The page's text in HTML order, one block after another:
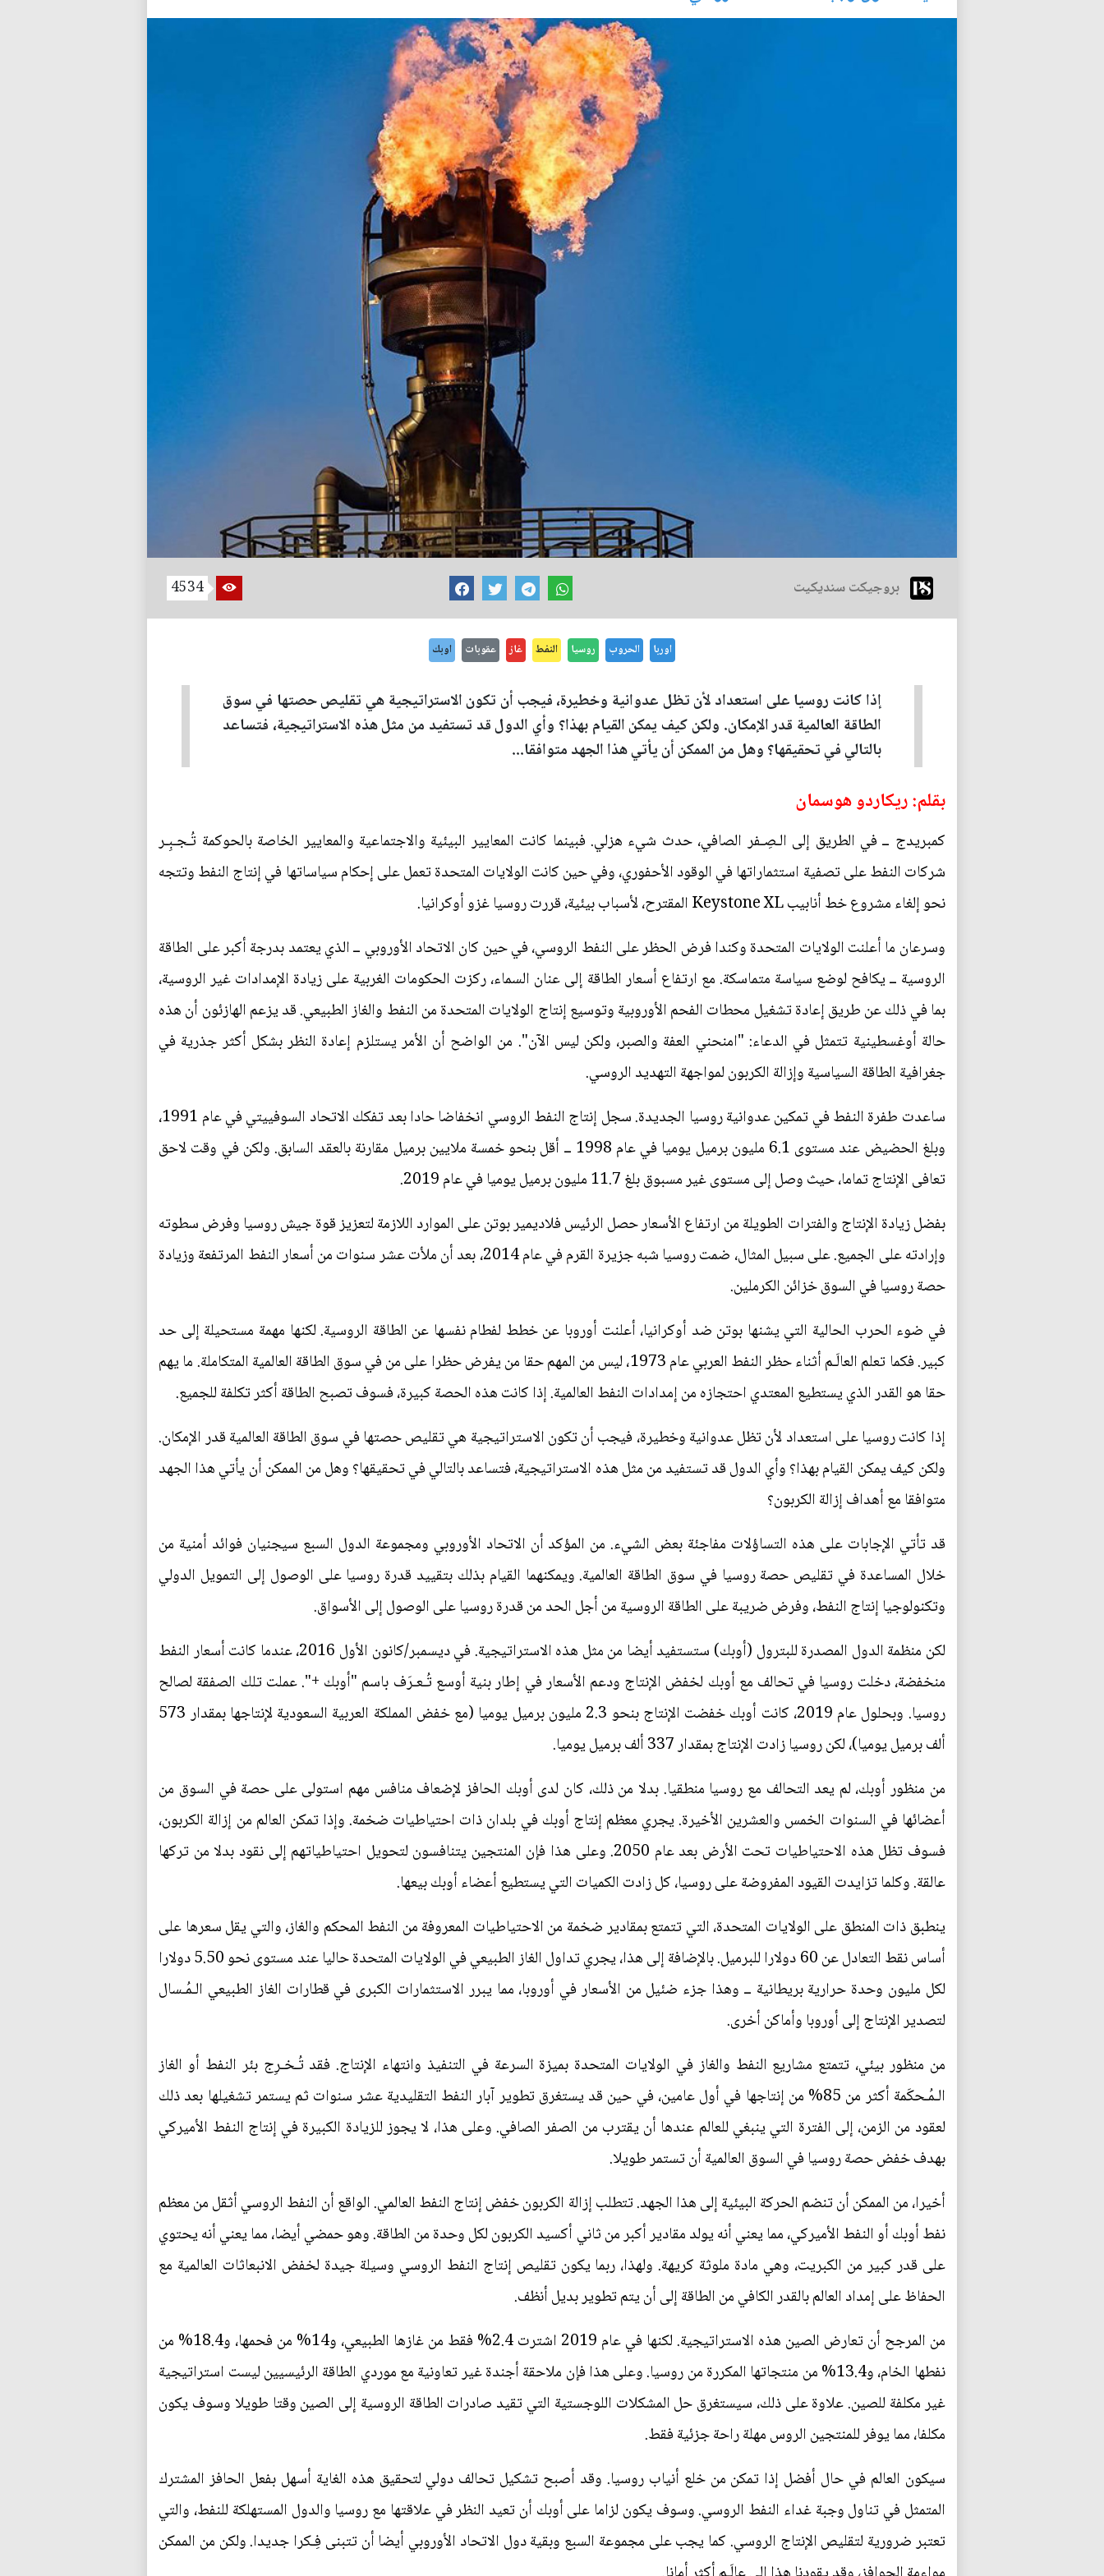
بروجيكت سنديكيت 4534
اوربا الحروب روسيا النفط غاز عقوبات اوبك
إذا كانت روسيا على استعداد لأن تظل عدوانية وخطيرة، فيجب أن تكون الاستراتيجية هي تقليص حصتها في سوق
الطاقة العالمية قدر الإمكان. ولكن كيف يمكن القيام بهذا؟ وأي الدول قد تستفيد من مثل هذه الاستراتيجية، فتساعد
بالتالي في تحقيقها؟ وهل من الممكن أن يأتي هذا الجهد متوافقا...
بقلم: ريكاردو هوسمان
كمبريدج ــ في الطريق إلى الـصِـفر الصافي، حدث شيء هزلي. فبينما كانت المعايير البيئية والاجتماعية والمعايير الخاصة بالحوكمة تُـجـبِـر
شركات النفط على تصفية استثماراتها في الوقود الأحفوري، وفي حين كانت الولايات المتحدة تعمل على إحكام سياساتها في إنتاج النفط وتتجه
نحو إلغاء مشروع خط أنابيب Keystone XL المقترح، لأسباب بيئية، قررت روسيا غزو أوكرانيا.
وسرعان ما أعلنت الولايات المتحدة وكندا فرض الحظر على النفط الروسي، في حين كان الاتحاد الأوروبي ــ الذي يعتمد بدرجة أكبر على الطاقة
الروسية ــ يكافح لوضع سياسة متماسكة. مع ارتفاع أسعار الطاقة إلى عنان السماء، ركزت الحكومات الغربية على زيادة الإمدادات غير الروسية،
بما في ذلك عن طريق إعادة تشغيل محطات الفحم الأوروبية وتوسيع إنتاج الولايات المتحدة من النفط والغاز الطبيعي. قد يزعم الهازئون أن هذه
حالة أوغسطينية تتمثل في الدعاء: "امنحني العفة والصبر، ولكن ليس الآن". من الواضح أن الأمر يستلزم إعادة النظر بشكل أكثر جذرية في
جغرافية الطاقة السياسية وإزالة الكربون لمواجهة التهديد الروسي.
ساعدت طفرة النفط في تمكين عدوانية روسيا الجديدة. سجل إنتاج النفط الروسي انخفاضا حادا بعد تفكك الاتحاد السوفييتي في عام 1991،
وبلغ الحضيض عند مستوى 6.1 مليون برميل يوميا في عام 1998 ــ أقل بنحو خمسة ملايين برميل مقارنة بالعقد السابق. ولكن في وقت لاحق
تعافى الإنتاج تماما، حيث وصل إلى مستوى غير مسبوق بلغ 11.7 مليون برميل يوميا في عام 2019.
بفضل زيادة الإنتاج والفترات الطويلة من ارتفاع الأسعار حصل الرئيس فلاديمير بوتن على الموارد اللازمة لتعزيز قوة جيش روسيا وفرض سطوته
وإرادته على الجميع. على سبيل المثال، ضمت روسيا شبه جزيرة القرم في عام 2014، بعد أن ملأت عشر سنوات من أسعار النفط المرتفعة وزيادة
حصة روسيا في السوق خزائن الكرملين.
في ضوء الحرب الحالية التي يشنها بوتن ضد أوكرانيا، أعلنت أوروبا عن خطط لفطام نفسها عن الطاقة الروسية. لكنها مهمة مستحيلة إلى حد
كبير. فكما تعلم العالَـم أثناء حظر النفط العربي عام 1973، ليس من المهم حقا من يفرض حظرا على من في سوق الطاقة العالمية المتكاملة. ما يهم
حقا هو القدر الذي يستطيع المعتدي احتجازه من إمدادات النفط العالمية. إذا كانت هذه الحصة كبيرة، فسوف تصبح الطاقة أكثر تكلفة للجميع.
إذا كانت روسيا على استعداد لأن تظل عدوانية وخطيرة، فيجب أن تكون الاستراتيجية هي تقليص حصتها في سوق الطاقة العالمية قدر الإمكان.
ولكن كيف يمكن القيام بهذا؟ وأي الدول قد تستفيد من مثل هذه الاستراتيجية، فتساعد بالتالي في تحقيقها؟ وهل من الممكن أن يأتي هذا الجهد
متوافقا مع أهداف إزالة الكربون؟
قد تأتي الإجابات على هذه التساؤلات مفاجئة بعض الشيء. من المؤكد أن الاتحاد الأوروبي ومجموعة الدول السبع سيجنيان فوائد أمنية من
خلال المساعدة في تقليص حصة روسيا في سوق الطاقة العالمية. ويمكنهما القيام بذلك بتقييد قدرة روسيا على الوصول إلى التمويل الدولي
وتكنولوجيا إنتاج النفط، وفرض ضريبة على الطاقة الروسية من أجل الحد من قدرة روسيا على الوصول إلى الأسواق.
لكن منظمة الدول المصدرة للبترول (أوبك) ستستفيد أيضا من مثل هذه الاستراتيجية. في ديسمبر/كانون الأول 2016، عندما كانت أسعار النفط
منخفضة، دخلت روسيا في تحالف مع أوبك لخفض الإنتاج ودعم الأسعار في إطار بنية أوسع تُـعـرَف باسم "أوبك +". عملت تلك الصفقة لصالح
روسيا. وبحلول عام 2019، كانت أوبك خفضت الإنتاج بنحو 2.3 مليون برميل يوميا (مع خفض المملكة العربية السعودية لإنتاجها بمقدار 573
ألف برميل يوميا)، لكن روسيا زادت الإنتاج بمقدار 337 ألف برميل يوميا.
من منظور أوبك، لم يعد التحالف مع روسيا منطقيا. بدلا من ذلك، كان لدى أوبك الحافز لإضعاف منافس مهم استولى على حصة في السوق من
أعضائها في السنوات الخمس والعشرين الأخيرة. يجري معظم إنتاج أوبك في بلدان ذات احتياطيات ضخمة. وإذا تمكن العالم من إزالة الكربون،
فسوف تظل هذه الاحتياطيات تحت الأرض بعد عام 2050. وعلى هذا فإن المنتجين يتنافسون لتحويل احتياطياتهم إلى نقود بدلا من تركها
عالقة. وكلما تزايدت القيود المفروضة على روسيا، كل زادت الكميات التي يستطيع أعضاء أوبك بيعها.
ينطبق ذات المنطق على الولايات المتحدة، التي تتمتع بمقادير ضخمة من الاحتياطيات المعروفة من النفط المحكم والغاز، والتي يقل سعرها على
أساس نقط التعادل عن 60 دولارا للبرميل. بالإضافة إلى هذا، يجري تداول الغاز الطبيعي في الولايات المتحدة حاليا عند مستوى نحو 5.50 دولارا
لكل مليون وحدة حرارية بريطانية ــ وهذا جزء ضئيل من الأسعار في أوروبا، مما يبرر الاستثمارات الكبرى في قطارات الغاز الطبيعي الـمُـسال
لتصدير الإنتاج إلى أوروبا وأماكن أخرى.
من منظور بيئي، تتمتع مشاريع النفط والغاز في الولايات المتحدة بميزة السرعة في التنفيذ وانتهاء الإنتاج. فقد تُـخـرِج بئر النفط أو الغاز
الـمُـحكَمة أكثر من 85% من إنتاجها في أول عامين، في حين قد يستغرق تطوير آبار النفط التقليدية عشر سنوات ثم يستمر تشغيلها بعد ذلك
لعقود من الزمن، إلى الفترة التي ينبغي للعالم عندها أن يقترب من الصفر الصافي. وعلى هذا، لا يجوز للزيادة الكبيرة في إنتاج النفط الأميركي
بهدف خفض حصة روسيا في السوق العالمية أن تستمر طويلا.
أخيرا، من الممكن أن تنضم الحركة البيئية إلى هذا الجهد. تتطلب إزالة الكربون خفض إنتاج النفط العالمي. الواقع أن النفط الروسي أثقل من معظم
نفط أوبك أو النفط الأميركي، مما يعني أنه يولد مقادير أكبر من ثاني أكسيد الكربون لكل وحدة من الطاقة. وهو حمضي أيضا، مما يعني أنه يحتوي
على قدر كبير من الكبريت، وهي مادة ملوثة كريهة. ولهذا، ربما يكون تقليص إنتاج النفط الروسي وسيلة جيدة لخفض الانبعاثات العالمية مع
الحفاظ على إمداد العالم بالقدر الكافي من الطاقة إلى أن يتم تطوير بديل أنظف.
من المرجح أن تعارض الصين هذه الاستراتيجية. لكنها في عام 2019 اشترت 2.4% فقط من غازها الطبيعي، و14% من فحمها، و18.4% من
نفطها الخام، و13.4% من منتجاتها المكررة من روسيا. وعلى هذا فإن ملاحقة أجندة غير تعاونية مع موردي الطاقة الرئيسيين ليست استراتيجية
غير مكلفة للصين. علاوة على ذلك، سيستغرق حل المشكلات اللوجستية التي تقيد صادرات الطاقة الروسية إلى الصين وقتا طويلا وسوف يكون
مكلفا، مما يوفر للمنتجين الروس مهلة راحة جزئية فقط.
سيكون العالم في حال أفضل إذا تمكن من خلع أنياب روسيا. وقد أصبح تشكيل تحالف دولي لتحقيق هذه الغاية أسهل بفعل الحافز المشترك
المتمثل في تناول وجبة غداء النفط الروسي. وسوف يكون لزاما على أوبك أن تعيد النظر في علاقتها مع روسيا والدول المستهلكة للنفط، والتي
تعتبر ضرورية لتقليص الإنتاج الروسي. كما يجب على مجموعة السبع وبقية دول الاتحاد الأوروبي أيضا أن تتبنى فِـكرا جديدا. ولكن من الممكن